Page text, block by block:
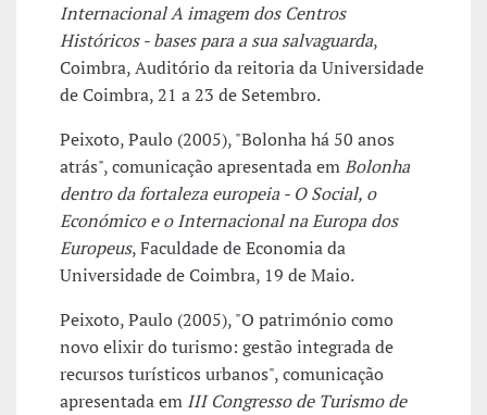
Internacional A imagem dos Centros
Históricos - bases para a sua salvaguarda,
Coimbra, Auditório da reitoria da Universidade
de Coimbra, 21 a 23 de Setembro.
Peixoto, Paulo (2005), "Bolonha há 50 anos
atrás", comunicação apresentada emBolonha
dentro da fortaleza europeia - O Social, o
Económico e o Internacional na Europa dos
Europeus, Faculdade de Economia da
Universidade de Coimbra, 19 de Maio.
Peixoto, Paulo (2005), "O património como
novo elixir do turismo: gestão integrada de
recursos turísticos urbanos", comunicação
apresentada em III Congresso de Turismo de